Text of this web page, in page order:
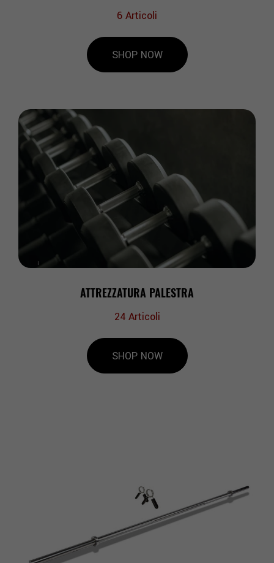
6 Articoli
SHOP NOW
ATTREZZATURA PALESTRA
24 Articoli
SHOP NOW